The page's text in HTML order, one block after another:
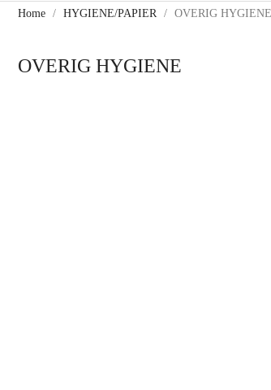
Home HYGIENE/PAPIER OVERIG HYGIENE
OVERIG HYGIENE